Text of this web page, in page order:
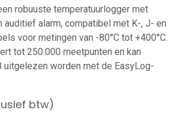
robuuste temperatuurlogger met
auditief alarm, compatibel met K-, J- en
voor metingen van -80°C tot +400°C.
tot 250.000 meetpunten en kan
uitgelezen worden met de EasyLog-
btw)